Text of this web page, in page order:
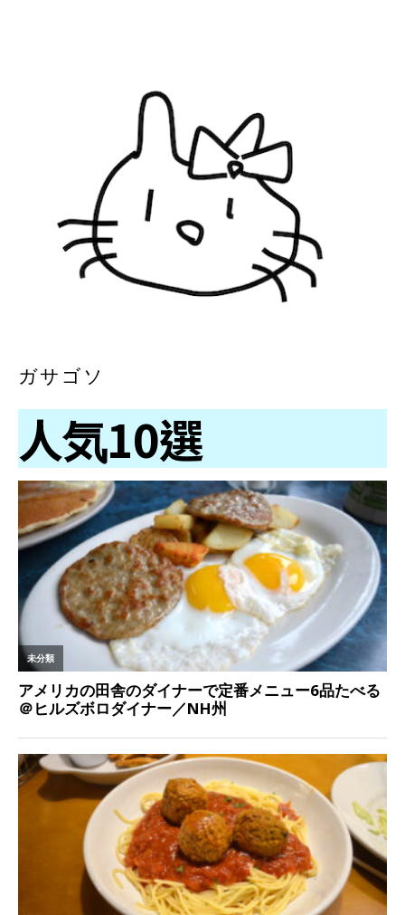
ガサゴソ
人気10選